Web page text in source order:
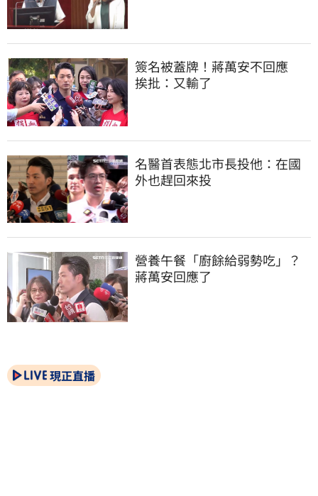
簽名被蓋牌！蔣萬安不回應
挨批：又輸了
名醫首表態北市長投他：在國
外也趕回來投
營養午餐「廚餘給弱勢吃」？
蔣萬安回應了
現正直播